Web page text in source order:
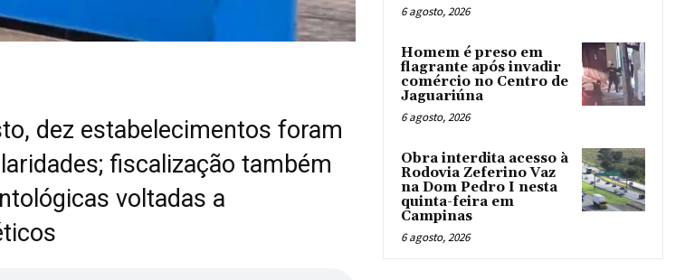
dez estabelecimentos foram
fiscalização também
voltadas a
6 agosto, 2026
Homem é preso em
flagrante após invadir
comércio no Centro de
Jaguariúna
6 agosto, 2026
Obra interdita acesso à
Rodovia Zeferino Vaz
na Dom Pedro I nesta
quinta-feira em
Campinas
6 agosto, 2026